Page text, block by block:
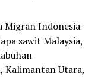
Migran Indonesia
sawit Malaysia,
Kalimantan Utara,